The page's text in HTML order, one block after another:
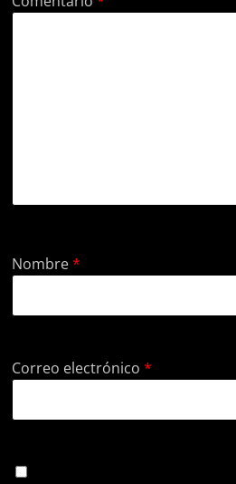
Nombre*
Correo electrónico*